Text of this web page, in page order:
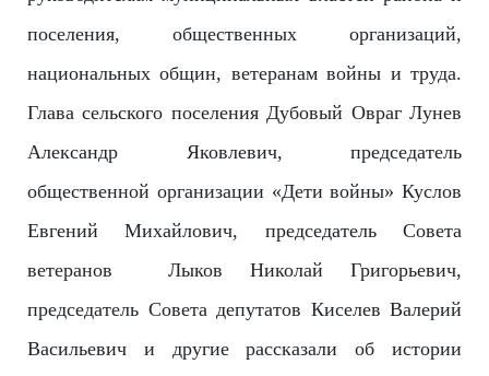
поселения, общественных организаций,
национальных общин, ветеранам войны и труда.
Глава сельского поселения Дубовый Овраг Лунев
Александр Яковлевич, председатель
общественной организации «Дети войны» Куслов
Евгений Михайлович, председатель Совета
ветеранов Лыков Николай Григорьевич,
председатель Совета депутатов Киселев Валерий
Васильевич и другие рассказали об истории